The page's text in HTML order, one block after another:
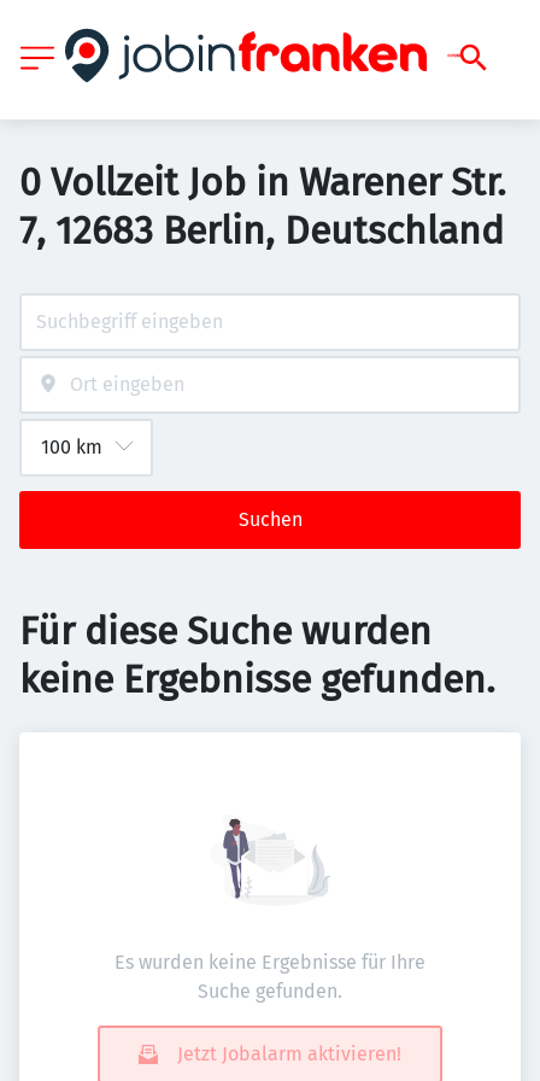
0 Vollzeit Job in Warener Str.
7, 12683 Berlin, Deutschland
Suchen
Für diese Suche wurden
keine Ergebnisse gefunden.
Es wurden keine Ergebnisse für Ihre
Suche gefunden.
Jetzt Jobalarm aktivieren!